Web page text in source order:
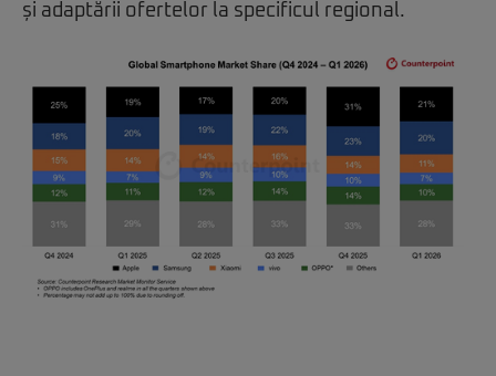
și adaptării ofertelor la specificul regional.